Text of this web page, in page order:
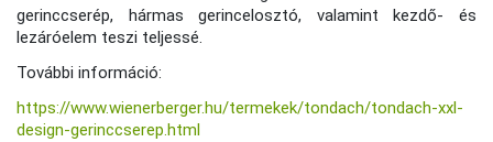
gerinccserép, hármas gerincelosztó, valamint kezdő- és
lezáróelem teszi teljessé.
További információ:
https://www.wienerberger.hu/termekek/tondach/tondach-xxl-
design-gerinccserep.html